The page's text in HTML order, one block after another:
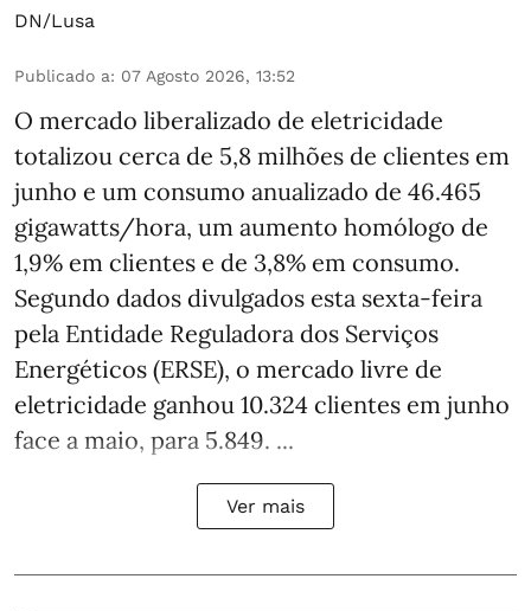
DN/Lusa
Publicado a: 07 Agosto 2026, 13:52
O mercado liberalizado de eletricidade
totalizou cerca de 5,8 milhões de clientes em
junho e um consumo anualizado de 46.465
gigawatts/hora, um aumento homólogo de
1,9% em clientes e de 3,8% em consumo.
Segundo dados divulgados esta sexta-feira
pela Entidade Reguladora dos Serviços
Energéticos (ERSE), o mercado livre de
eletricidade ganhou 10.324 clientes em junho
face a maio, para 5.849. ...
Ver mais